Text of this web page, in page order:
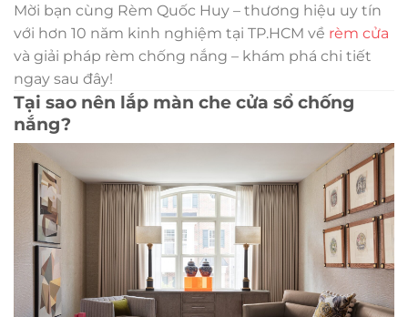
Mời bạn cùng Rèm Quốc Huy – thương hiệu uy tín
với hơn 10 năm kinh nghiệm tại TP.HCM về rèm cửa
và giải pháp rèm chống nắng – khám phá chi tiết
ngay sau đây!
Tại sao nên lắp màn che cửa sổ chống
nắng?